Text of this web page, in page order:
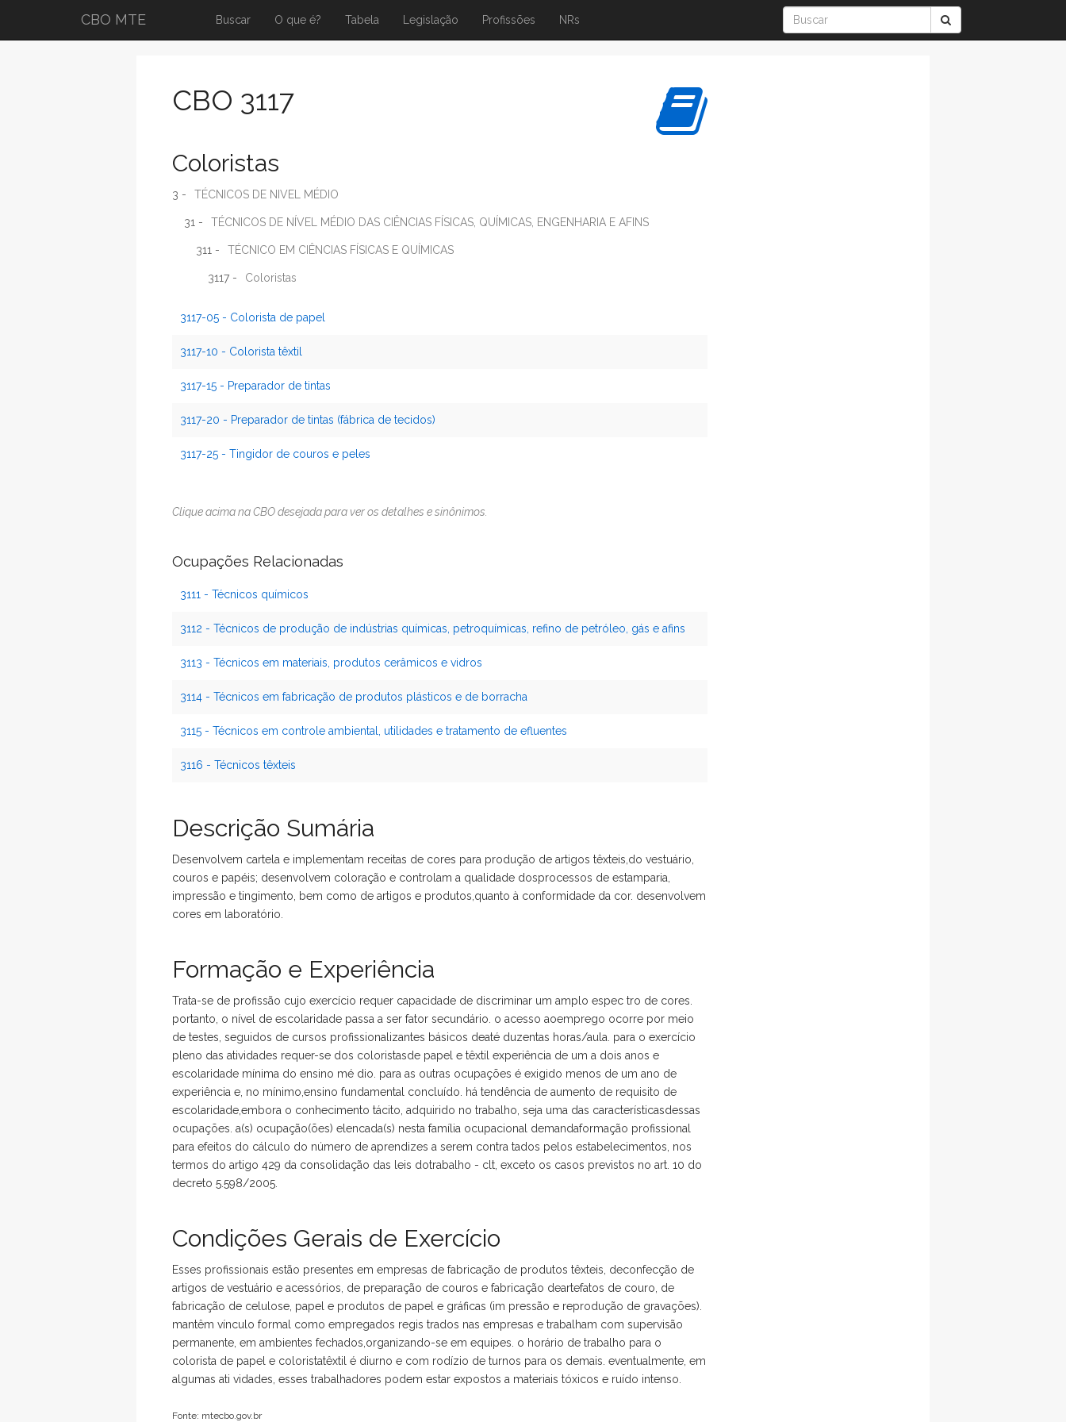
CBO MTE Buscar O que é? Tabela Legislação Profissões NRs
CBO 3117
Coloristas
3 - TÉCNICOS DE NIVEL MÉDIO
31 - TÉCNICOS DE NÍVEL MÉDIO DAS CIÊNCIAS FÍSICAS, QUÍMICAS, ENGENHARIA E AFINS
311 - TÉCNICO EM CIÊNCIAS FÍSICAS E QUÍMICAS
3117 - Coloristas
3117-05 - Colorista de papel
3117-10 - Colorista têxtil
3117-15 - Preparador de tintas
3117-20 - Preparador de tintas (fábrica de tecidos)
3117-25 - Tingidor de couros e peles
Clique acima na CBO desejada para ver os detalhes e sinônimos.
Ocupações Relacionadas
3111 - Técnicos químicos
3112 - Técnicos de produção de indústrias químicas, petroquímicas, refino de petróleo, gás e afins
3113 - Técnicos em materiais, produtos cerâmicos e vidros
3114 - Técnicos em fabricação de produtos plásticos e de borracha
3115 - Técnicos em controle ambiental, utilidades e tratamento de efluentes
3116 - Técnicos têxteis
Descrição Sumária
Desenvolvem cartela e implementam receitas de cores para produção de artigos têxteis,do vestuário,
couros e papéis; desenvolvem coloração e controlam a qualidade dosprocessos de estamparia,
impressão e tingimento, bem como de artigos e produtos,quanto à conformidade da cor. desenvolvem
cores em laboratório.
Formação e Experiência
Trata-se de profissão cujo exercício requer capacidade de discriminar um amplo espec tro de cores.
portanto, o nível de escolaridade passa a ser fator secundário. o acesso aoemprego ocorre por meio
de testes, seguidos de cursos profissionalizantes básicos deaté duzentas horas/aula. para o exercício
pleno das atividades requer-se dos coloristasde papel e têxtil experiência de um a dois anos e
escolaridade mínima do ensino mé dio. para as outras ocupações é exigido menos de um ano de
experiência e, no mínimo,ensino fundamental concluído. há tendência de aumento de requisito de
escolaridade,embora o conhecimento tácito, adquirido no trabalho, seja uma das característicasdessas
ocupações. a(s) ocupação(ões) elencada(s) nesta família ocupacional demandaformação profissional
para efeitos do cálculo do número de aprendizes a serem contra tados pelos estabelecimentos, nos
termos do artigo 429 da consolidação das leis dotrabalho - clt, exceto os casos previstos no art. 10 do
decreto 5.598/2005.
Condições Gerais de Exercício
Esses profissionais estão presentes em empresas de fabricação de produtos têxteis, deconfecção de
artigos de vestuário e acessórios, de preparação de couros e fabricação deartefatos de couro, de
fabricação de celulose, papel e produtos de papel e gráficas (im pressão e reprodução de gravações).
mantêm vínculo formal como empregados regis trados nas empresas e trabalham com supervisão
permanente, em ambientes fechados,organizando-se em equipes. o horário de trabalho para o
colorista de papel e coloristatêxtil é diurno e com rodízio de turnos para os demais. eventualmente, em
algumas ati vidades, esses trabalhadores podem estar expostos a materiais tóxicos e ruído intenso.
Fonte: mtecbo.gov.br